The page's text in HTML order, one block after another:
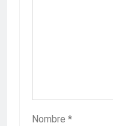
Nombre *